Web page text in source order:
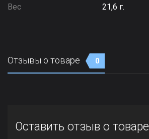
Вес
21,6 г.
Отзывы о товаре 0
Оставить отзыв о товаре